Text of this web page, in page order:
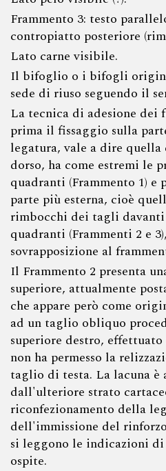
Frammento 3: testo
contropiatto posteriore
Lato carne visibile.
Il bifoglio o i bifogli
sede di riuso seguendo il
La tecnica di adesione dei
prima il fissaggio sulla
legatura, vale a dire quella
dorso, ha come estremi le
quadranti (Frammento 1)
parte più esterna, cioè
rimbocchi dei tagli
quadranti (Frammenti 2 e
sovrapposizione al
Il Frammento 2 presenta
superiore, attualmente
che appare però come
ad un taglio obliquo
superiore destro,
non ha permesso la
taglio di testa. La lacuna è
dall'ulteriore strato
riconfezionamento della
dell'immissione del
si leggono le indicazioni
ospite.